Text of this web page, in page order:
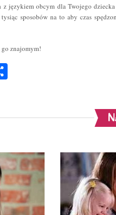
językiem obcym dla Twojego
sposobów na to aby czas
go znajomym!